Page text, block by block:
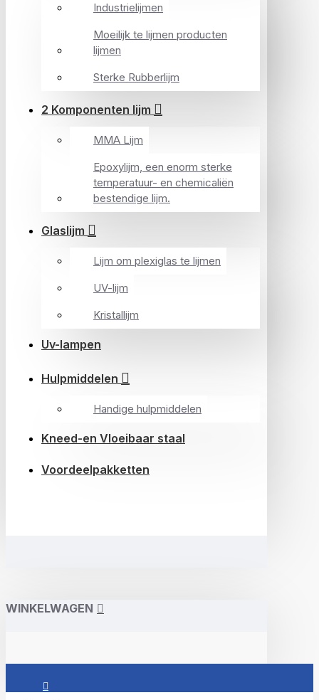
Industrielijmen
Moeilijk te lijmen producten
lijmen
Sterke Rubberlijm
2 Komponenten lijm
MMA Lijm
Epoxylijm, een enorm sterke
temperatuur- en chemicaliën
bestendige lijm.
Glaslijm
Lijm om plexiglas te lijmen
UV-lijm
Kristallijm
Uv-lampen
Hulpmiddelen
Handige hulpmiddelen
Kneed-en Vloeibaar staal
Voordeelpakketten
WINKELWAGEN